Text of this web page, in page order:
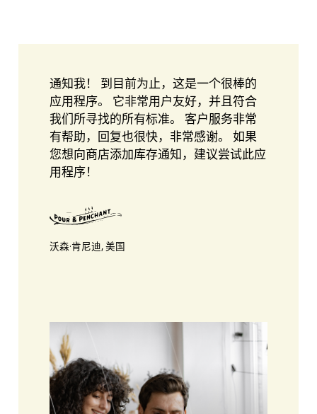
通知我！ 到目前为止，这是一个很棒的
应用程序。 它非常用户友好，并且符合
我们所寻找的所有标准。 客户服务非常
有帮助，回复也很快，非常感谢。 如果
您想向商店添加库存通知，建议尝试此应
用程序！
沃森·肯尼迪, 美国